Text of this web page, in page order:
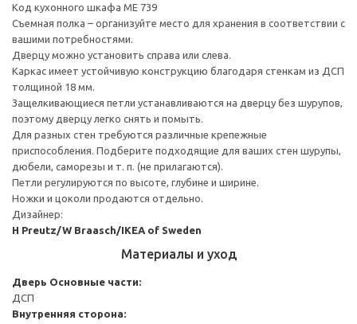
Код кухонного шкафа ME 739
Съемная полка – организуйте место для хранения в соответствии с
вашими потребностями.
Дверцу можно установить справа или слева.
Каркас имеет устойчивую конструкцию благодаря стенкам из ДСП
толщиной 18 мм.
Защелкивающиеся петли устанавливаются на дверцу без шурупов,
поэтому дверцу легко снять и помыть.
Для разных стен требуются различные крепежные
приспособления. Подберите подходящие для ваших стен шурупы,
дюбели, саморезы и т. п. (не прилагаются).
Петли регулируются по высоте, глубине и ширине.
Ножки и цоколи продаются отдельно.
Дизайнер:
H Preutz/W Braasch/IKEA of Sweden
Материалы и уход
Дверь Основные части:
ДСП
Внутренняя сторона: